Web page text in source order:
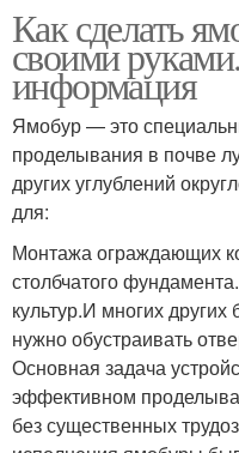
Как сделать
своими
информация
Ямобур — это
проделывания в почве
других углублений
для:
Монтажа ограждающих
столбчатого
культур.И многих
нужно обустраивать
Основная задача
эффективном
без существенных